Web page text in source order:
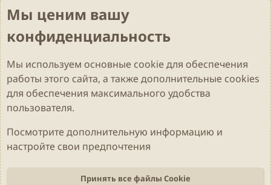
Локализация игр
Cookies Darkdale - Основа [v.2.3.2 rc1] 🔥
Русский (RU)
Обратная связь
Условия и правила
Политика конфиденциальности
Помощь
R
ЛокализацияLiaNdrY
Мы ценим вашу
конфиденциальность
Мы используем основные cookieдля обеспечения
работы этого сайта, а также дополнительные cookies
для обеспечения максимального удобства
пользователя.
Посмотрите дополнительную информацию и
настройте свои предпочтения
Принять все файлы Cookie